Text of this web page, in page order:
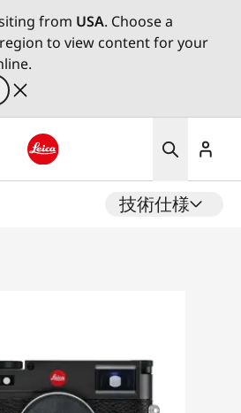
from USA. Choose a
to view content for your
技術仕様